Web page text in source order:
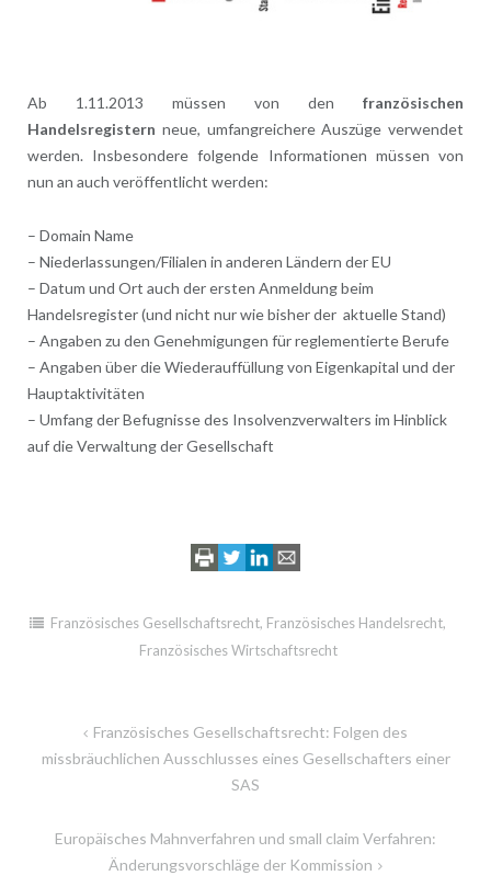
Ab 1.11.2013 müssen von denfranzösischen
Handelsregistern neue, umfangreichere Auszüge verwendet
werden. Insbesondere folgende Informationen müssen von
nun an auch veröffentlicht werden:
– Domain Name
– Niederlassungen/Filialen in anderen Ländern der EU
– Datum und Ort auch der ersten Anmeldung beim
Handelsregister (und nicht nur wie bisher der aktuelle Stand)
– Angaben zu den Genehmigungen für reglementierte Berufe
– Angaben über die Wiederauffüllung von Eigenkapital und der
Hauptaktivitäten
– Umfang der Befugnisse des Insolvenzverwalters im Hinblick
auf die Verwaltung der Gesellschaft
Französisches Gesellschaftsrecht, Französisches Handelsrecht,
Französisches Wirtschaftsrecht
Beitragsnavigation
Französisches Gesellschaftsrecht: Folgen des
missbräuchlichen Ausschlusses eines Gesellschafters einer
SAS
Europäisches Mahnverfahren und small claim Verfahren:
Änderungsvorschläge der Kommission